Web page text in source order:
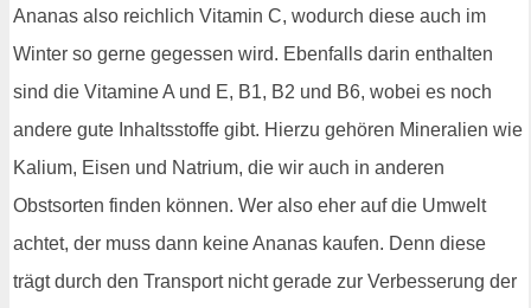
Ananas also reichlich Vitamin C, wodurch diese auch im
Winter so gerne gegessen wird. Ebenfalls darin enthalten
sind die Vitamine A und E, B1, B2 und B6, wobei es noch
andere gute Inhaltsstoffe gibt. Hierzu gehören Mineralien wie
Kalium, Eisen und Natrium, die wir auch in anderen
Obstsorten finden können. Wer also eher auf die Umwelt
achtet, der muss dann keine Ananas kaufen. Denn diese
trägt durch den Transport nicht gerade zur Verbesserung der